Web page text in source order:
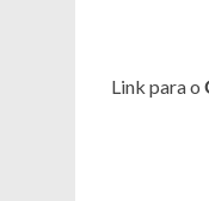
Link para o